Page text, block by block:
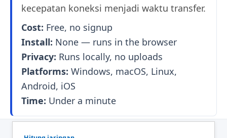
kecepatan koneksi menjadi waktu transfer.
Cost: Free, no signup
Install: None — runs in the browser
Privacy: Runs locally, no uploads
Platforms: Windows, macOS, Linux,
Android, iOS
Time: Under a minute